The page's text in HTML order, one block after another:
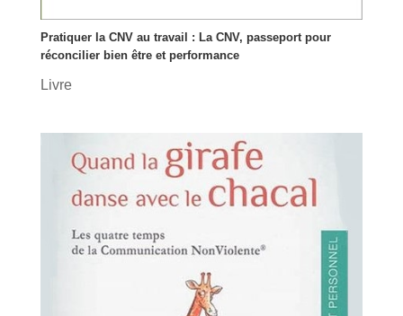
Pratiquer la CNV au travail : La CNV, passeport pour
réconcilier bien être et performance
Livre